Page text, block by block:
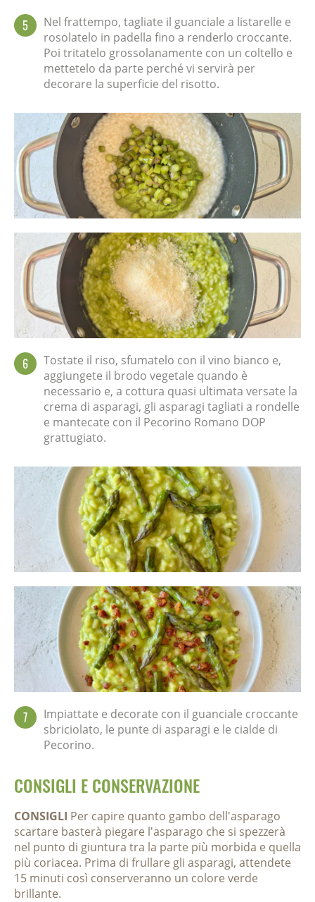
5
Nel frattempo, tagliate il guanciale a listarelle e
rosolatelo in padella fino a renderlo croccante.
Poi tritatelo grossolanamente con un coltello e
mettetelo da parte perché vi servirà per
decorare la superficie del risotto.
6
Tostate il riso, sfumatelo con il vino bianco e,
aggiungete il brodo vegetale quando è
necessario e, a cottura quasi ultimata versate la
crema di asparagi, gli asparagi tagliati a rondelle
e mantecate con il Pecorino Romano DOP
grattugiato.
7
Impiattate e decorate con il guanciale croccante
sbriciolato, le punte di asparagi e le cialde di
Pecorino.
CONSIGLI E CONSERVAZIONE
CONSIGLI Per capire quanto gambo dell'asparago
scartare basterà piegare l'asparago che si spezzerà
nel punto di giuntura tra la parte più morbida e quella
più coriacea. Prima di frullare gli asparagi, attendete
15 minuti così conserveranno un colore verde
brillante.